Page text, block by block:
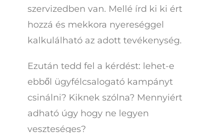
szervizedben van. Mellé írd ki ki ért
hozzá és mekkora nyereséggel
kalkulálható az adott tevékenység.
Ezután tedd fel a kérdést: lehet-e
ebből ügyfélcsalogató kampányt
csinálni? Kiknek szólna? Mennyiért
adható úgy hogy ne legyen
veszteséges?